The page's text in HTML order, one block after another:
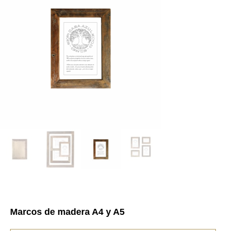
Marcos de madera A4 y A5